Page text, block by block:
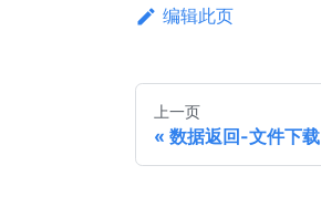
编辑此页
上一页
数据返回-文件下载